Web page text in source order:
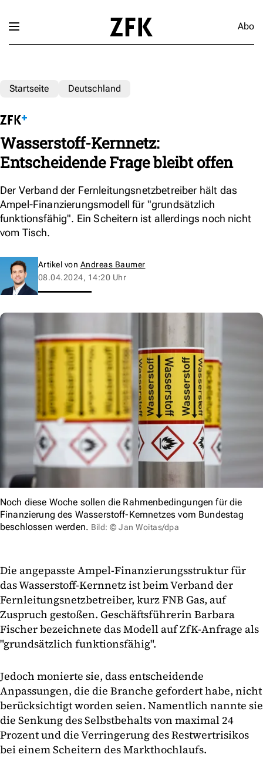
Abo
Startseite Deutschland
Wasserstoff-Kernnetz:
Entscheidende Frage bleibt offen
Der Verband der Fernleitungsnetzbetreiber hält das
Ampel-Finanzierungsmodell für "grundsätzlich
funktionsfähig". Ein Scheitern ist allerdings noch nicht
vom Tisch.
Artikel von Andreas Baumer
08.04.2024, 14:20 Uhr
Noch diese Woche sollen die Rahmenbedingungen für die
Finanzierung des Wasserstoff-Kernnetzes vom Bundestag
beschlossen werden. Bild: © Jan Woitas/dpa
Die angepasste Ampel-Finanzierungsstruktur für
das Wasserstoff-Kernnetz ist beim Verband der
Fernleitungsnetzbetreiber, kurz FNB Gas, auf
Zuspruch gestoßen. Geschäftsführerin Barbara
Fischer bezeichnete das Modell auf ZfK-Anfrage als
"grundsätzlich funktionsfähig".
Jedoch monierte sie, dass entscheidende
Anpassungen, die die Branche gefordert habe, nicht
berücksichtigt worden seien. Namentlich nannte sie
die Senkung des Selbstbehalts von maximal 24
Prozent und die Verringerung des Restwertrisikos
bei einem Scheitern des Markthochlaufs.